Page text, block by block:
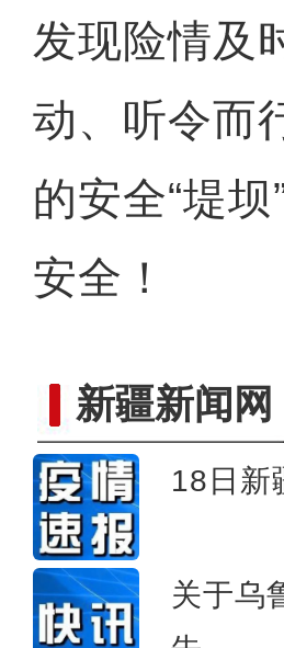
发现险情及
动、听令而
的安全“堤
安全！
新疆新闻网
18日新
关于乌
新